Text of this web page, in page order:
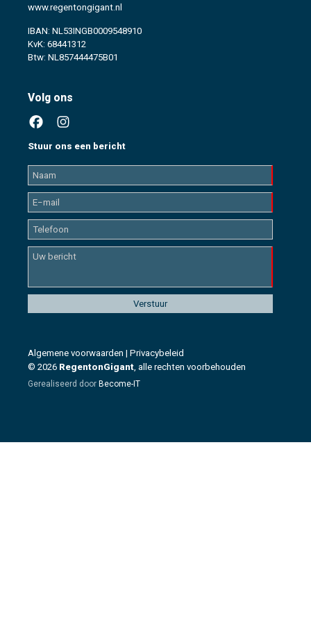
www.regentongigant.nl
IBAN: NL53INGB0009548910
KvK: 68441312
Btw: NL857444475B01
Volg ons
Stuur ons een bericht
Algemene voorwaarden | Privacybeleid
© 2026 RegentonGigant , alle rechten voorbehouden
Gerealiseerd door Become-IT